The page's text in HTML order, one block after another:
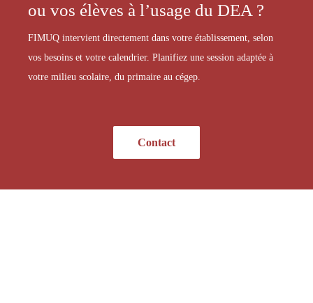
ou vos élèves à l’usage du DEA ?
FIMUQ intervient directement dans votre établissement, selon
vos besoins et votre calendrier. Planifiez une session adaptée à
votre milieu scolaire, du primaire au cégep.
Contact